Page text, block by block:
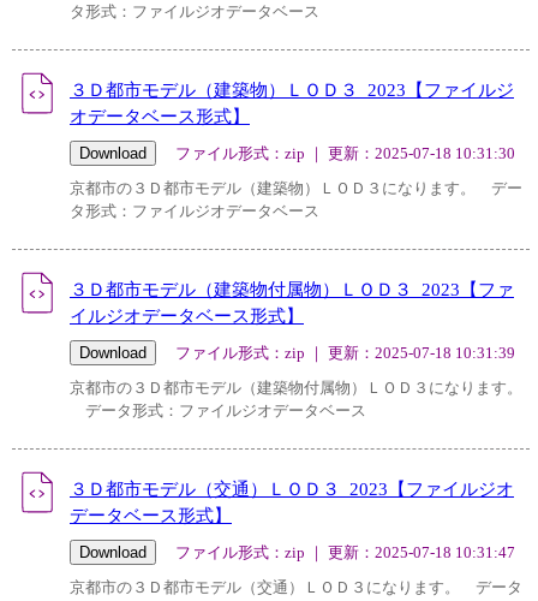
タ形式：ファイルジオデータベース
３Ｄ都市モデル（建築物）ＬＯＤ３_2023【ファイルジ
オデータベース形式】
ファイル形式：zip ｜ 更新：2025-07-18 10:31:30
京都市の３Ｄ都市モデル（建築物）ＬＯＤ３になります。 デー
タ形式：ファイルジオデータベース
３Ｄ都市モデル（建築物付属物）ＬＯＤ３_2023【ファ
イルジオデータベース形式】
ファイル形式：zip ｜ 更新：2025-07-18 10:31:39
京都市の３Ｄ都市モデル（建築物付属物）ＬＯＤ３になります。
データ形式：ファイルジオデータベース
３Ｄ都市モデル（交通）ＬＯＤ３_2023【ファイルジオ
データベース形式】
ファイル形式：zip ｜ 更新：2025-07-18 10:31:47
京都市の３Ｄ都市モデル（交通）ＬＯＤ３になります。 データ